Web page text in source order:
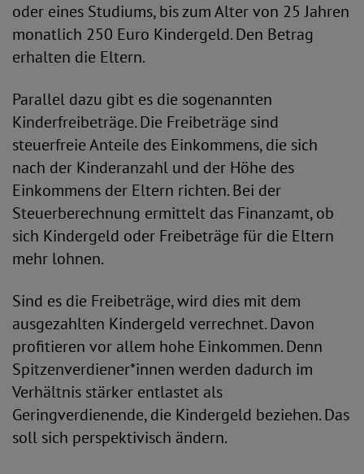
oder eines Studiums, bis zum Alter von 25 Jahren
monatlich 250 Euro Kindergeld. Den Betrag
erhalten die Eltern.
Parallel dazu gibt es die sogenannten
Kinderfreibeträge. Die Freibeträge sind
steuerfreie Anteile des Einkommens, die sich
nach der Kinderanzahl und der Höhe des
Einkommens der Eltern richten. Bei der
Steuerberechnung ermittelt das Finanzamt, ob
sich Kindergeld oder Freibeträge für die Eltern
mehr lohnen.
Sind es die Freibeträge, wird dies mit dem
ausgezahlten Kindergeld verrechnet. Davon
profitieren vor allem hohe Einkommen. Denn
Spitzenverdiener*innen werden dadurch im
Verhältnis stärker entlastet als
Geringverdienende, die Kindergeld beziehen. Das
soll sich perspektivisch ändern.